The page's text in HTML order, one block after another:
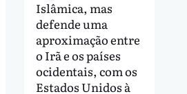
Islâmica, mas
defende uma
aproximação entre
o Irã e os países
ocidentais, com os
Estados Unidos à